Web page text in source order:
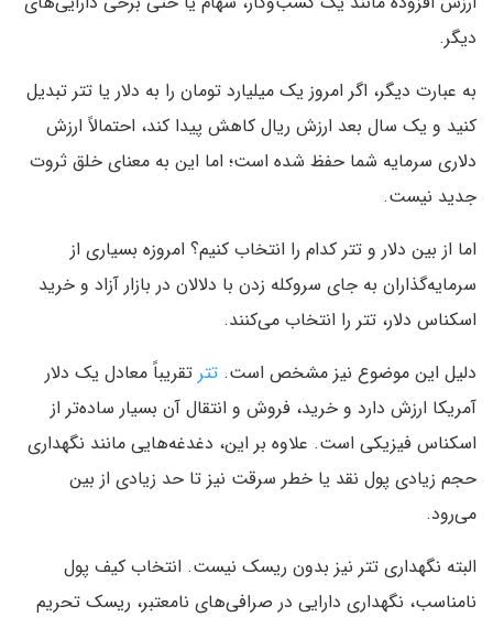
دیگر.
به عبارت دیگر، اگر امروز یک میلیارد تومان را به دلار یا تتر تبدیل
کنید و یک سال بعد ارزش ریال کاهش پیدا کند، احتمالاً ارزش
دلاری سرمایه شما حفظ شده است؛ اما این به معنای خلق ثروت
جدید نیست.
اما از بین دلار و تتر کدام را انتخاب کنیم؟ امروزه بسیاری از
سرمایه‌گذاران به جای سروکله زدن با دلالان در بازار آزاد و خرید
اسکناس دلار، تتر را انتخاب می‌کنند.
دلیل این موضوع نیز مشخص است. تتر تقریباً معادل یک دلار
آمریکا ارزش دارد و خرید، فروش و انتقال آن بسیار ساده‌تر از
اسکناس فیزیکی است. علاوه بر این، دغدغه‌هایی مانند نگهداری
حجم زیادی پول نقد یا خطر سرقت نیز تا حد زیادی از بین
می‌رود.
البته نگهداری تتر نیز بدون ریسک نیست. انتخاب کیف پول
نامناسب، نگهداری دارایی در صرافی‌های نامعتبر، ریسک تحریم